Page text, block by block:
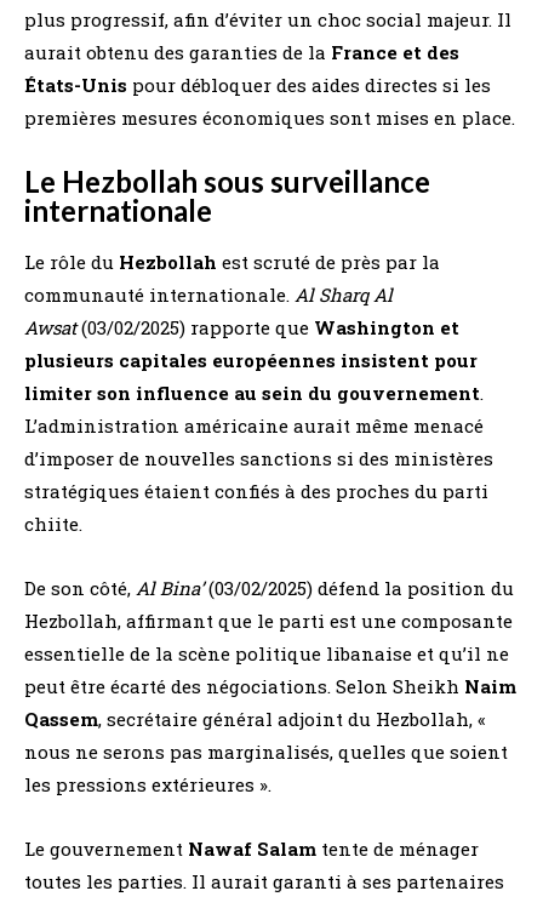
plus progressif, afin d’éviter un choc social majeur. Il
aurait obtenu des garanties de la France et des
États-Unis pour débloquer des aides directes si les
premières mesures économiques sont mises en place.
Le Hezbollah sous surveillance
internationale
Le rôle du Hezbollah est scruté de près par la
communauté internationale. Al Sharq Al
Awsat(03/02/2025) rapporte que Washington et
plusieurs capitales européennes insistent pour
limiter son influence au sein du gouvernement.
L’administration américaine aurait même menacé
d’imposer de nouvelles sanctions si des ministères
stratégiques étaient confiés à des proches du parti
chiite.
De son côté, Al Bina’(03/02/2025) défend la position du
Hezbollah, affirmant que le parti est une composante
essentielle de la scène politique libanaise et qu’il ne
peut être écarté des négociations. Selon Sheikh Naim
Qassem, secrétaire général adjoint du Hezbollah, «
nous ne serons pas marginalisés, quelles que soient
les pressions extérieures ».
Le gouvernement Nawaf Salam tente de ménager
toutes les parties. Il aurait garanti à ses partenaires